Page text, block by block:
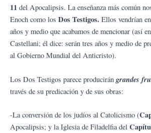
11 del Apocalipsis. La enseñanza más común
Enoch como los Dos Testigos. Ellos vendrían
años y medio que acabamos de mencionar (así
Castellani; él dice: serán tres años y medio de
al Gobierno Mundial del Anticristo).
Los Dos Testigos parece producirán grandes
través de su predicación y de sus obras:
-La conversión de los judíos al Catolicismo (
Apocalipsis; y la Iglesia de Filadelfia del